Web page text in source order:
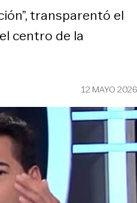
transparentó el
centro de la
12 MAYO 2026